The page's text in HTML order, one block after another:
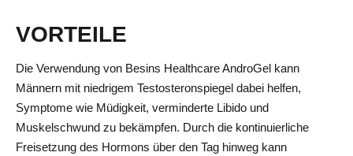
VORTEILE
Die Verwendung von Besins Healthcare AndroGel kann
Männern mit niedrigem Testosteronspiegel dabei helfen,
Symptome wie Müdigkeit, verminderte Libido und
Muskelschwund zu bekämpfen. Durch die kontinuierliche
Freisetzung des Hormons über den Tag hinweg kann